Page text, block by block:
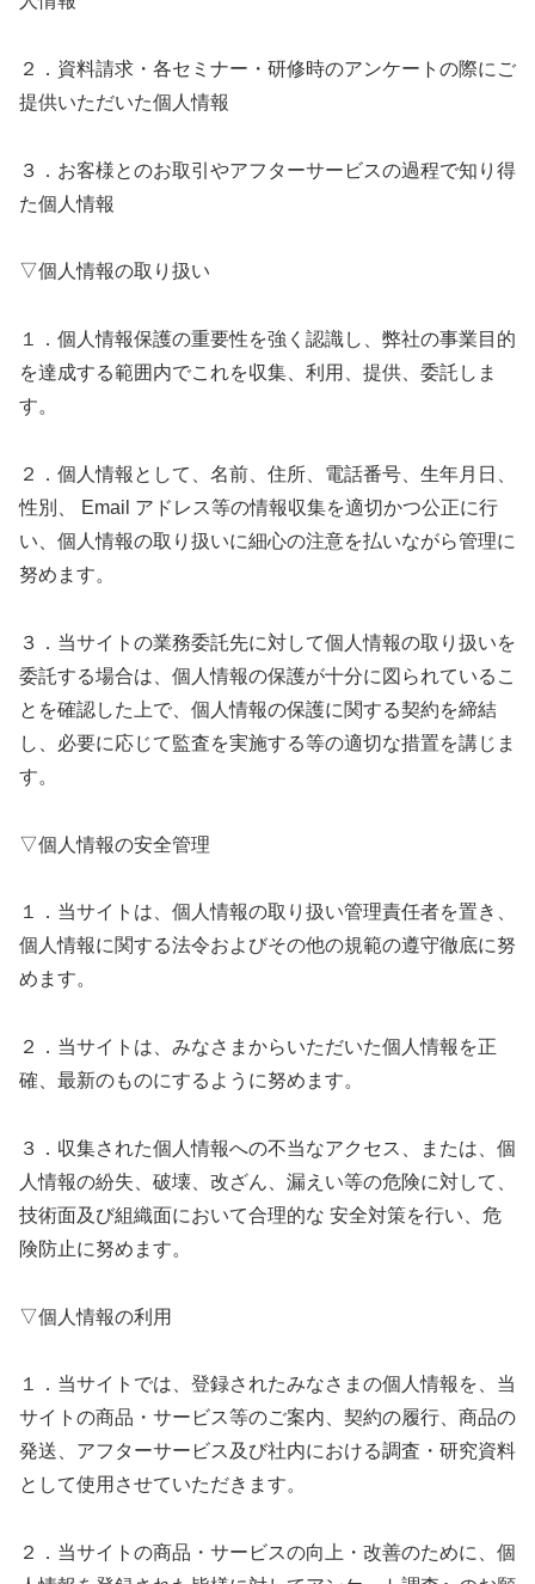
２．資料請求・各セミナー・研修時のアンケートの際にご
提供いただいた個人情報
３．お客様とのお取引やアフターサービスの過程で知り得
た個人情報
▽個人情報の取り扱い
１．個人情報保護の重要性を強く認識し、弊社の事業目的
を達成する範囲内でこれを収集、利用、提供、委託しま
す。
２．個人情報として、名前、住所、電話番号、生年月日、
性別、 Email アドレス等の情報収集を適切かつ公正に行
い、個人情報の取り扱いに細心の注意を払いながら管理に
努めます。
３．当サイトの業務委託先に対して個人情報の取り扱いを
委託する場合は、個人情報の保護が十分に図られているこ
とを確認した上で、個人情報の保護に関する契約を締結
し、必要に応じて監査を実施する等の適切な措置を講じま
す。
▽個人情報の安全管理
１．当サイトは、個人情報の取り扱い管理責任者を置き、
個人情報に関する法令およびその他の規範の遵守徹底に努
めます。
２．当サイトは、みなさまからいただいた個人情報を正
確、最新のものにするように努めます。
３．収集された個人情報への不当なアクセス、または、個
人情報の紛失、破壊、改ざん、漏えい等の危険に対して、
技術面及び組織面において合理的な 安全対策を行い、危
険防止に努めます。
▽個人情報の利用
１．当サイトでは、登録されたみなさまの個人情報を、当
サイトの商品・サービス等のご案内、契約の履行、商品の
発送、アフターサービス及び社内における調査・研究資料
として使用させていただきます。
２．当サイトの商品・サービスの向上・改善のために、個